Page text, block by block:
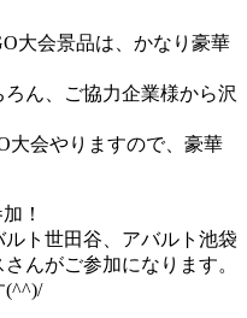
大会景品は、かなり豪華
ん、ご協力企業様から沢
大会やりますので、豪華
！
ト世田谷、アバルト池袋
んがご参加になります。
(^^)/